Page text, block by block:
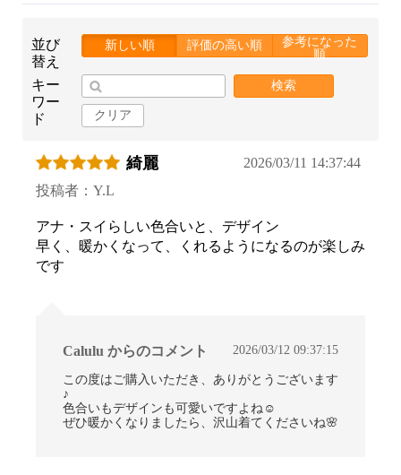
並び
替え
新しい順 評価の高い順
参考になった
順
キー
ワー
ド
検索
クリア
綺麗
2026/03/11 14:37:44
投稿者：Y.L
アナ・スイらしい色合いと、デザイン
早く、暖かくなって、くれるようになるのが楽しみ
です
Calulu からのコメント 2026/03/12 09:37:15
この度はご購入いただき、ありがとうございます
♪
色合いもデザインも可愛いですよね☺
ぜひ暖かくなりましたら、沢山着てくださいね🌸